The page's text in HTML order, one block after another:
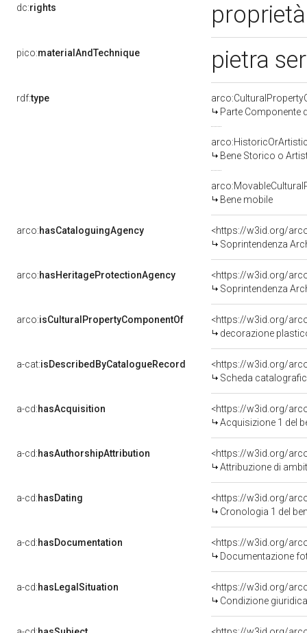
dc:rights
pico:materialAndTechnique pietra
rdf:type
Parte Componente
Bene Storico o
Bene mobile
arco:hasCataloguingAgency
<https://w3id.org/
Soprintendenza
arco:hasHeritageProtectionAgency
<https://w3id.org/
Soprintendenza
arco:isCulturalPropertyComponentOf
<https://w3id.org/
decorazione
a-cat:isDescribedByCatalogueRecord
<https://w3id.org/
Scheda
a-cd:hasAcquisition
<https://w3id.org/
Acquisizione 1 del
a-cd:hasAuthorshipAttribution
<https://w3id.org/
Attribuzione di
a-cd:hasDating
<https://w3id.org/
Cronologia 1 del
a-cd:hasDocumentation
Documentazione
a-cd:hasLegalSituation
<https://w3id.org/
Condizione